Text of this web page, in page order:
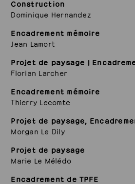
Construction
Dominique Hernandez
Encadrement mémoire
Jean Lamort
Projet de paysage |
Florian Larcher
Encadrement mémoire
Thierry Lecomte
Projet de paysage,
Morgan Le Dily
Projet de paysage
Marie Le Mélédo
Encadrement de TPFE